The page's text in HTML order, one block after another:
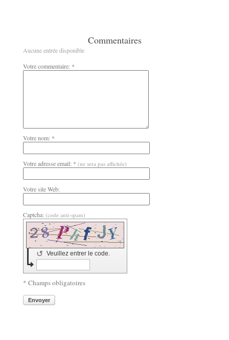
Commentaires
Aucune entrée disponible
Votre commentaire: *
Votre nom: *
Votre adresse email: * (ne sera pas affichée)
Votre site Web:
Captcha: (code anti-spam)
Veuillez entrer le code.
↺
* Champs obligatoires
Envoyer